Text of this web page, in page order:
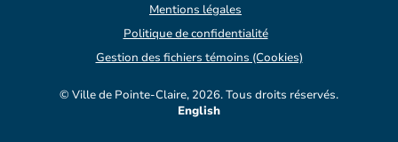
© Ville de Pointe-Claire, 2026. Tous droits réservés.
Mentions légales
Politique de confidentialité
Gestion des fichiers témoins (Cookies)
English